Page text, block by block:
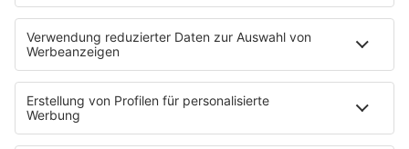
The Story / Loveparade
90er Kids mit Oli.P
YouTube
90s90s DE:CODED